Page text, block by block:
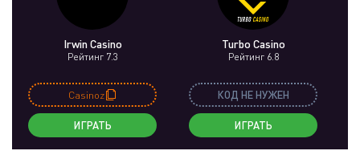
Irwin Casino
Рейтинг 7.3
Casinoz
ИГРАТЬ
Turbo Casino
Рейтинг 6.8
КОД НЕ НУЖЕН
ИГРАТЬ